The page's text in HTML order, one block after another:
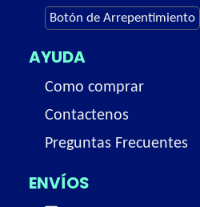
Botón de Arrepentimiento
AYUDA
Como comprar
Contactenos
Preguntas Frecuentes
ENVÍOS